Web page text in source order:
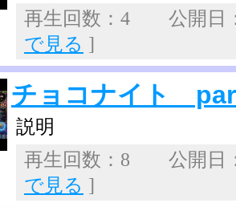
再生回数：4 公開
で見る ]
チョコナイト
説明
再生回数：8 公開
で見る ]